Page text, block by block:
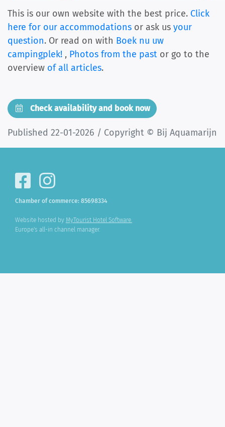
This is our own website with the best price. Click
here for our accommodations or ask us your
question. Or read on with Boek nu uw
campingplek! , Photos from the past or go to the
overview of all articles.
Check availability and book now
Published 22-01-2026 / Copyright © Bij Aquamarijn
Chamber of commerce: 85698334
Website hosted by MyTourist Hotel Software.
Europe's all-in channel manager.